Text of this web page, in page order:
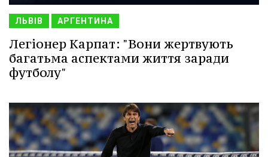
ЛЬВІВ АРГЕНТИНА
Легіонер Карпат: "Вони жертвують
багатьма аспектами життя заради
футболу"